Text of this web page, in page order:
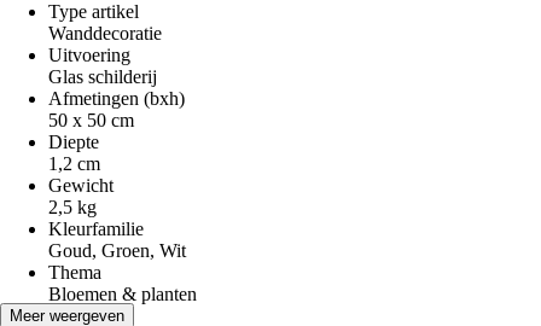
Type artikel
Wanddecoratie
Uitvoering
Glas schilderij
Afmetingen (bxh)
50 x 50 cm
Diepte
1,2 cm
Gewicht
2,5 kg
Kleurfamilie
Goud, Groen, Wit
Thema
Bloemen & planten
Stijl
Meer weergeven